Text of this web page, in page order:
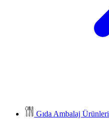
Gıda Ambalaj Ürünleri